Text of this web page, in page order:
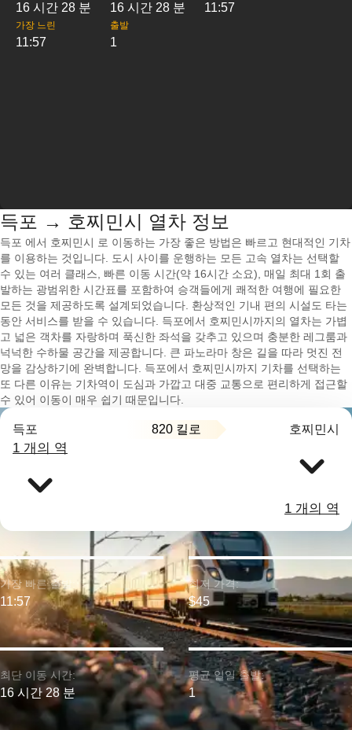
16 시간 28 분 16 시간 28 분 11:57
가장 느린
11:57
출발
1
득포 → 호찌민시 열차 정보
득포 에서 호찌민시 로 이동하는 가장 좋은 방법은 빠르고 현대적인 기차
를 이용하는 것입니다. 도시 사이를 운행하는 모든 고속 열차는 선택할
수 있는 여러 클래스, 빠른 이동 시간(약 16시간 소요), 매일 최대 1회 출
발하는 광범위한 시간표를 포함하여 승객들에게 쾌적한 여행에 필요한
모든 것을 제공하도록 설계되었습니다. 환상적인 기내 편의 시설도 타는
동안 서비스를 받을 수 있습니다. 득포에서 호찌민시까지의 열차는 가볍
고 넓은 객차를 자랑하며 푹신한 좌석을 갖추고 있으며 충분한 레그룸과
넉넉한 수하물 공간을 제공합니다. 큰 파노라마 창은 길을 따라 멋진 전
망을 감상하기에 완벽합니다. 득포에서 호찌민시까지 기차를 선택하는
또 다른 이유는 기차역이 도심과 가깝고 대중 교통으로 편리하게 접근할
수 있어 이동이 매우 쉽기 때문입니다.
득포 820 킬로 호찌민시
1 개의 역
1 개의 역
최단 이동 시간:
16 시간 28 분
가장 빠른 출발:
11:57
최저 가격:
$45
평균 일일 출발:
1